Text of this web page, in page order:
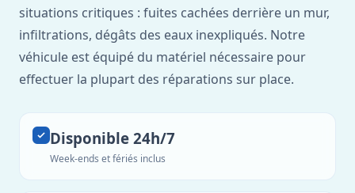
situations critiques : fuites cachées derrière un mur,
infiltrations, dégâts des eaux inexpliqués. Notre
véhicule est équipé du matériel nécessaire pour
effectuer la plupart des réparations sur place.
Disponible 24h/7
Week-ends et fériés inclus